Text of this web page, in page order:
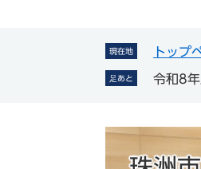
現在地 トップ
足あと 令和8